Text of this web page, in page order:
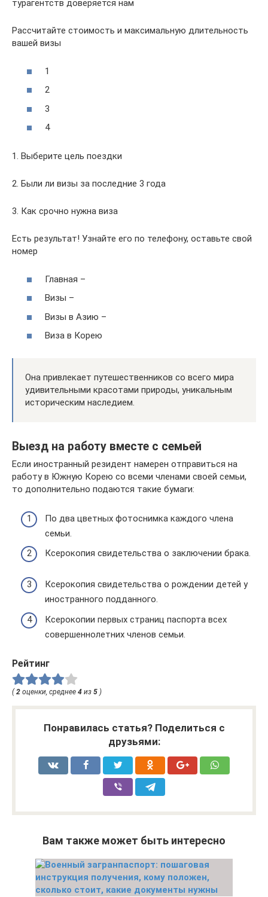
турагентств доверяется нам
Рассчитайте стоимость и максимальную длительность
вашей визы
1
2
3
4
1. Выберите цель поездки
2. Были ли визы за последние 3 года
3. Как срочно нужна виза
Есть результат! Узнайте его по телефону, оставьте свой
номер
Главная –
Визы –
Визы в Азию –
Виза в Корею
Она привлекает путешественников со всего мира
удивительными красотами природы, уникальным
историческим наследием.
Выезд на работу вместе с семьей
Если иностранный резидент намерен отправиться на
работу в Южную Корею со всеми членами своей семьи,
то дополнительно подаются такие бумаги:
По два цветных фотоснимка каждого члена
семьи.
Ксерокопия свидетельства о заключении брака.
Ксерокопия свидетельства о рождении детей у
иностранного подданного.
Ксерокопии первых страниц паспорта всех
совершеннолетних членов семьи.
Рейтинг
(2 оценки, среднее 4 из 5 )
Понравилась статья? Поделиться с
друзьями:
Вам также может быть интересно